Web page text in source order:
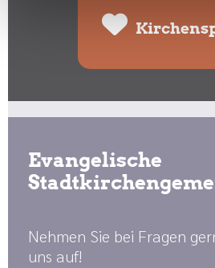
Evangelische
Nehmen Sie bei Fragen
uns auf!